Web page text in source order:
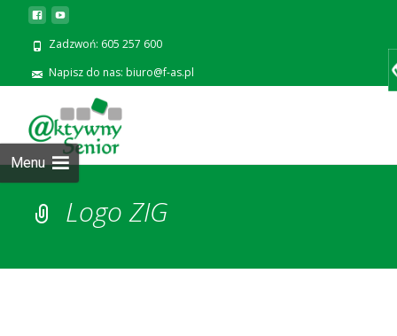
Zadzwoń: 605 257 600
Napisz do nas: biuro@f-as.pl
Menu
Logo ZIG